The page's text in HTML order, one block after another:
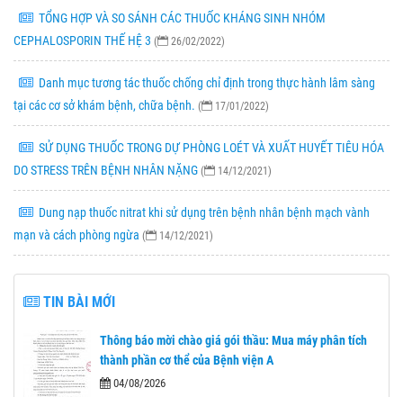
TỔNG HỢP VÀ SO SÁNH CÁC THUỐC KHÁNG SINH NHÓM
CEPHALOSPORIN THẾ HỆ 3 ( 26/02/2022)
Danh mục tương tác thuốc chống chỉ định trong thực hành lâm sàng
tại các cơ sở khám bệnh, chữa bệnh. ( 17/01/2022)
SỬ DỤNG THUỐC TRONG DỰ PHÒNG LOÉT VÀ XUẤT HUYẾT TIÊU HÓA
DO STRESS TRÊN BỆNH NHÂN NẶNG ( 14/12/2021)
Dung nạp thuốc nitrat khi sử dụng trên bệnh nhân bệnh mạch vành
mạn và cách phòng ngừa ( 14/12/2021)
TIN BÀI MỚI
Thông báo mời chào giá gói thầu: Mua máy phân tích
thành phần cơ thể của Bệnh viện A
04/08/2026